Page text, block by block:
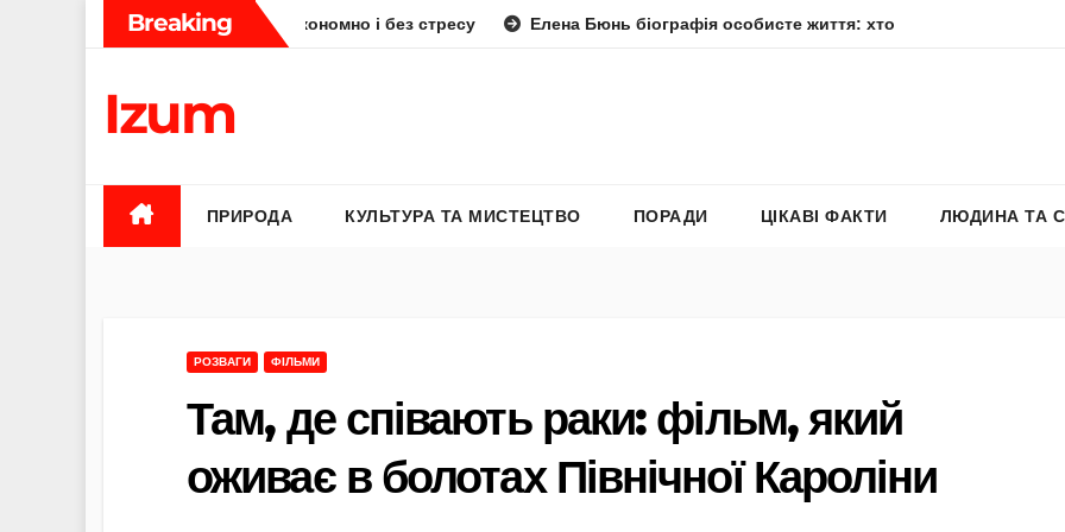
Breaking
планувати смачно, економно і без стресу Елена Бюнь біографія особисте життя: хто вона насправді Елена
Izum
ПРИРОДА КУЛЬТУРА ТА МИСТЕЦТВО ПОРАДИ ЦІКАВІ ФАКТИ ЛЮДИНА ТА
РОЗВАГИ ФІЛЬМИ
Там, де співають раки: фільм, який
оживає в болотах Північної Кароліни